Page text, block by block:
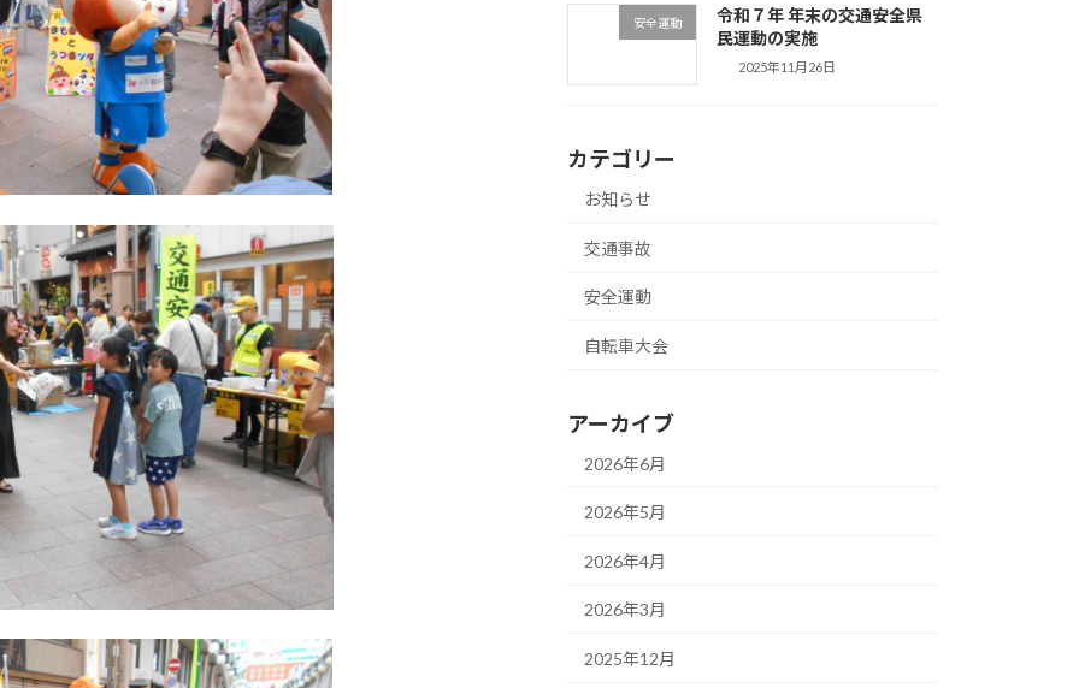
安全運動
令和７年 年末の交通安全県
民運動の実施
2025年11月26日
カテゴリー
お知らせ
交通事故
安全運動
自転車大会
アーカイブ
2026年6月
2026年5月
2026年4月
2026年3月
2025年12月